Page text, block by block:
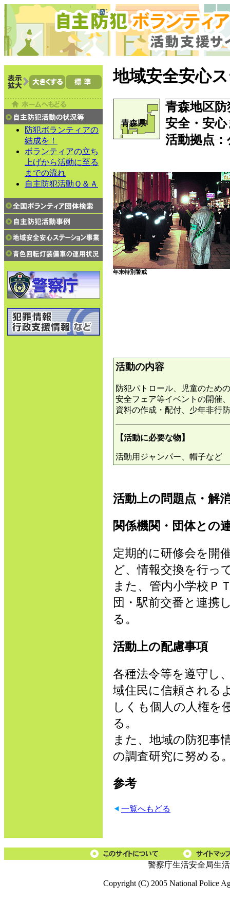
防犯ボランティアの
結成を！
ボランティアの立ち
上げから活動に至る
までの流れ
自主防犯活動Ｑ＆Ａ
地域安全安心
青森県
青森地区
安全・安
活動拠点：
年末特別警戒
活動の内容
防犯パトロール、児童のため
安全フェア等イベントの開催
資料の作成・配付、少年非行
【活動に必要な物】
活動用ジャンパー、帽子など
活動上の問題点・解
関係機関・団体との
定期的に研修会を開
ど、情報交換を行っ
また、管内小学校Ｐ
団・駅前交番と連携
る。
活動上の配慮事項
各種法令等を遵守し
域住民に信頼される
しくも個人の人権を
る。
また、地域の防犯事
の調査研究に努める
参考
一覧へもどる
警察庁生活安全局生
Copyright (C) 2005 National Police